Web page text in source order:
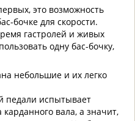
это возможность
бочке для скорости.
гастролей и живых
одну бас-бочку,
небольшие и их легко
педали испытывает
вала, а значит,